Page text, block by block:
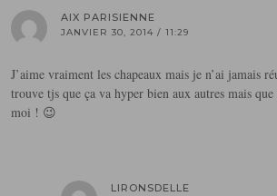
AIX PARISIENNE
JANVIER 30, 2014 / 11:29
J’aime vraiment les chapeaux mais je n’ai jamais
trouve tjs que ça va hyper bien aux autres mais
moi ! 😉
LIRONSDELLE